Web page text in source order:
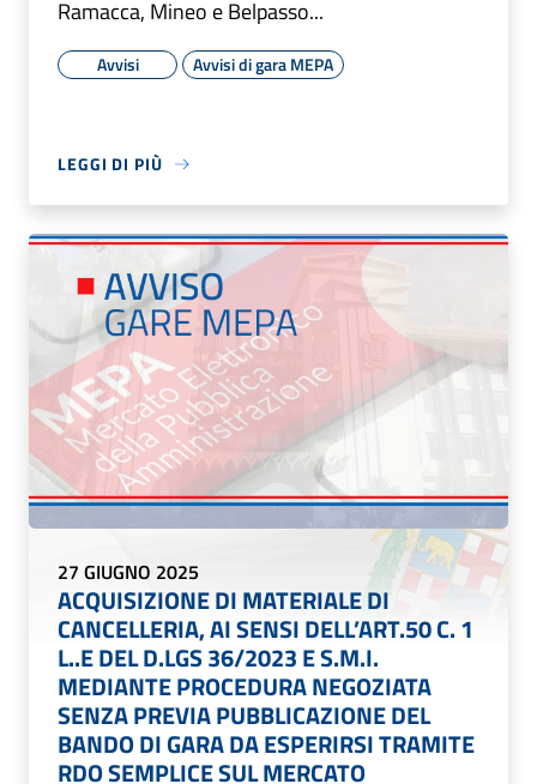
Ramacca, Mineo e Belpasso...
Avvisi Avvisi di gara MEPA
LEGGI DI PIÙ
27 GIUGNO 2025
ACQUISIZIONE DI MATERIALE DI
CANCELLERIA, AI SENSI DELL’ART.50 C. 1
L..E DEL D.LGS 36/2023 E S.M.I.
MEDIANTE PROCEDURA NEGOZIATA
SENZA PREVIA PUBBLICAZIONE DEL
BANDO DI GARA DA ESPERIRSI TRAMITE
RDO SEMPLICE SUL MERCATO